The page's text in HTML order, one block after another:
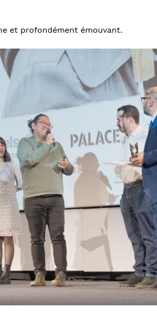
et profondément émouvant.